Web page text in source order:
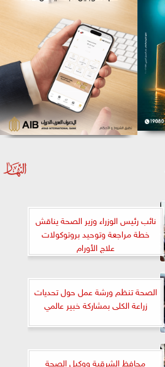
نائب رئيس الوزراء وزير الصحة يناقش
خطة مراجعة وتوحيد بروتوكولات
علاج الأورام
الصحة تنظم ورشة عمل حول تحديات
زراعة الكلى بمشاركة خبير عالمي
محافظ الشرقية ووكيل الصحة